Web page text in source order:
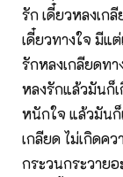
รัก เดี๋ยวหลงเก
เดี๋ยวทางใจ มีแ
รักหลงเกลียดทา
หลงรักแล้วมันก็
หนักใจ แล้วมันก็
เกลียด ไม่เกิดค
กระวนกระวายอ